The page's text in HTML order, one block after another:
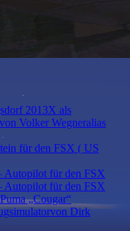
2013X als
Volker Wegneralias
für den FSX ( US
Autopilot für den FSX
Autopilot für den FSX
„Cougar“
Dirk